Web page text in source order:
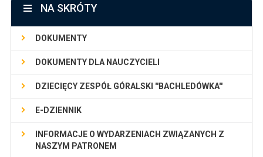
NA SKRÓTY
DOKUMENTY
DOKUMENTY DLA NAUCZYCIELI
DZIECIĘCY ZESPÓŁ GÓRALSKI ''BACHLEDÓWKA''
E-DZIENNIK
INFORMACJE O WYDARZENIACH ZWIĄZANYCH Z
NASZYM PATRONEM